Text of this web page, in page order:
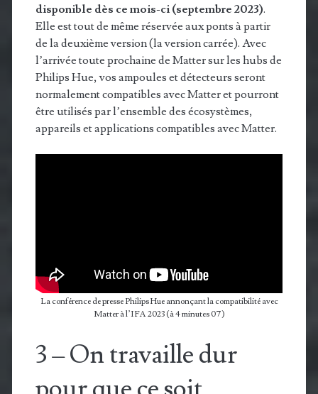
disponible dès ce mois-ci (septembre 2023).
Elle est tout de même réservée aux ponts à partir
de la deuxième version (la version carrée). Avec
l’arrivée toute prochaine de Matter sur les hubs de
Philips Hue, vos ampoules et détecteurs seront
normalement compatibles avec Matter et pourront
être utilisés par l’ensemble des écosystèmes,
appareils et applications compatibles avec Matter.
La conférence de presse Philips Hue annonçant la compatibilité avec
Matter à l’IFA 2023 (à 4 minutes 07)
3 – On travaille dur